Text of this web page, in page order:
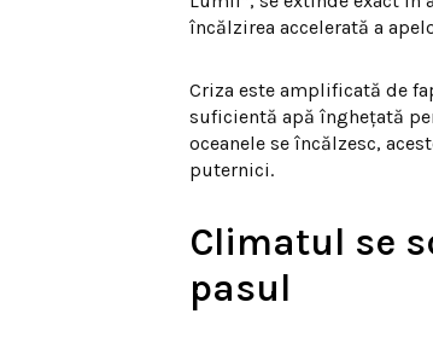
încălzirea accelerată a
Criza este amplificată de
suficientă apă înghețată
oceanele se încălzesc,
puternici.
Climatul se
pasul